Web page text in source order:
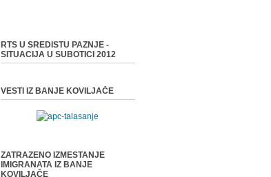
RTS U SREDISTU PAZNJE -
SITUACIJA U SUBOTICI 2012
VESTI IZ BANJE KOVILJAČE
ZATRAZENO IZMESTANJE
IMIGRANATA IZ BANJE
KOVILJAČE